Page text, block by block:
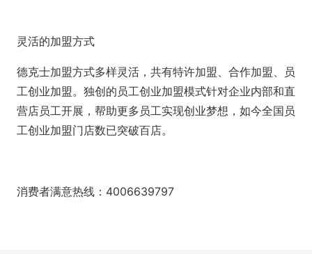
灵活的加盟方式
德克士加盟方式多样灵活，共有特许加盟、合作加盟、员
工创业加盟。独创的员工创业加盟模式针对企业内部和直
营店员工开展，帮助更多员工实现创业梦想，如今全国员
工创业加盟门店数已突破百店。
消费者满意热线：4006639797